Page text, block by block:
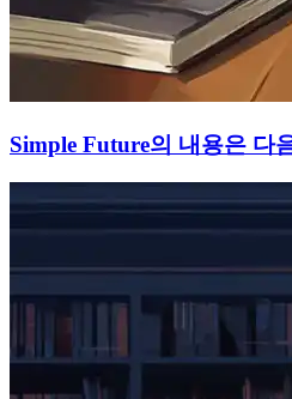
Simple Future의 내용은 다